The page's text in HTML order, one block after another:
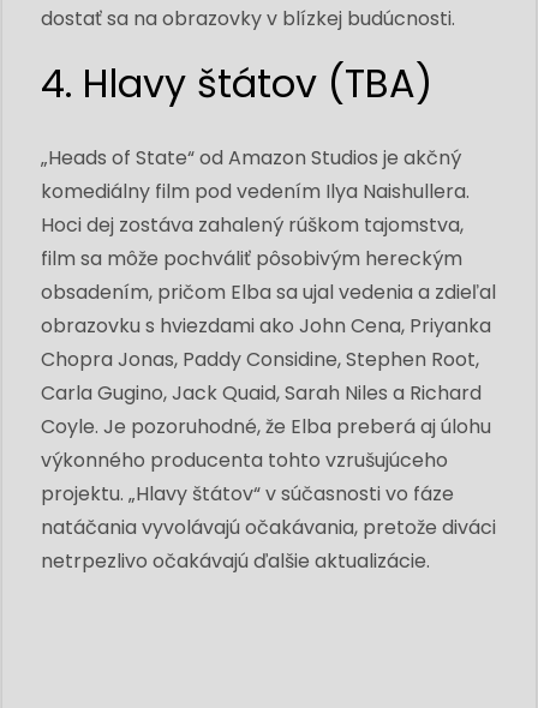
dostať sa na obrazovky v blízkej budúcnosti.
4. Hlavy štátov (TBA)
„Heads of State“ od Amazon Studios je akčný
komediálny film pod vedením Ilya Naishullera.
Hoci dej zostáva zahalený rúškom tajomstva,
film sa môže pochváliť pôsobivým hereckým
obsadením, pričom Elba sa ujal vedenia a zdieľal
obrazovku s hviezdami ako John Cena, Priyanka
Chopra Jonas, Paddy Considine, Stephen Root,
Carla Gugino, Jack Quaid, Sarah Niles a Richard
Coyle. Je pozoruhodné, že Elba preberá aj úlohu
výkonného producenta tohto vzrušujúceho
projektu. „Hlavy štátov“ v súčasnosti vo fáze
natáčania vyvolávajú očakávania, pretože diváci
netrpezlivo očakávajú ďalšie aktualizácie.